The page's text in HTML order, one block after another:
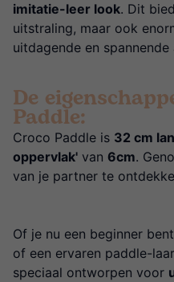
imitatie-leer look. Dit
uitstraling, maar ook
uitdagende en
De
Paddle:
Croco Paddle is 32 cm
oppervlak' van 6cm.
van je partner te
Of je nu een beginner
of een ervaren paddle-
speciaal ontworpen voor